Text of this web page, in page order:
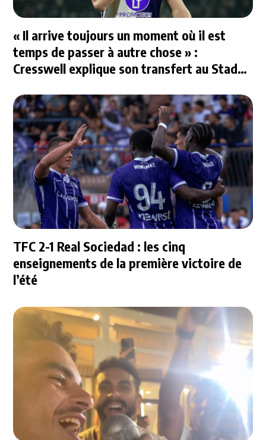
« Il arrive toujours un moment où il est
temps de passer à autre chose » :
Cresswell explique son transfert au Stade
TFC 2-1 Real Sociedad : les cinq
enseignements de la première victoire de
l’été